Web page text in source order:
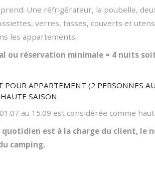
Une réfrigérateur, la poubelle,
verres, tasses, couverts et
les appartements.
ou réservation minimale = 4 nuits soit
POUR APPARTEMENT (2 PERSONNES
SAISON
au 15.09 est considérée comme
quotidien est à la charge du client,
camping.